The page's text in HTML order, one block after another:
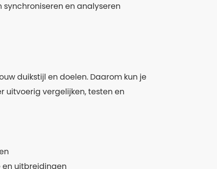
en analyseren
duikstijl en doelen. Daarom kun je
uitvoerig vergelijken, testen en
en uitbreidingen